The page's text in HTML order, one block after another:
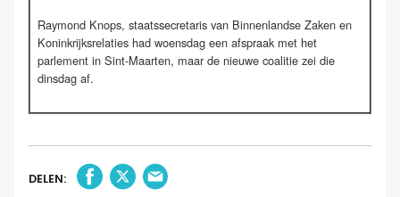
Raymond Knops, staatssecretaris van Binnenlandse Zaken en
Koninkrijksrelaties had woensdag een afspraak met het
parlement in Sint-Maarten, maar de nieuwe coalitie zei die
dinsdag af.
DELEN: